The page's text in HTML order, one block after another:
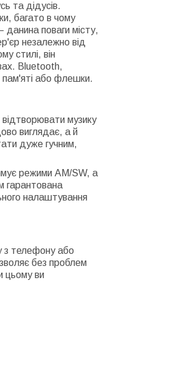
та дідусів.
багато в чому
поваги місту,
незалежно від
стилі, він
Bluetooth,
пам'яті або флешки.
музику
виглядає, а й
дуже гучним,
режими AM/SW, а
гарантована
налаштування
з телефону або
без проблем
цьому ви